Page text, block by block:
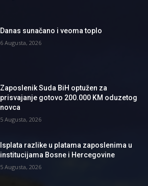
Danas sunačano i veoma toplo
6 Augusta, 2026
Zaposlenik Suda BiH optužen za
prisvajanje gotovo 200.000 KM oduzetog
novca
5 Augusta, 2026
Isplata razlike u platama zaposlenima u
institucijama Bosne i Hercegovine
5 Augusta, 2026